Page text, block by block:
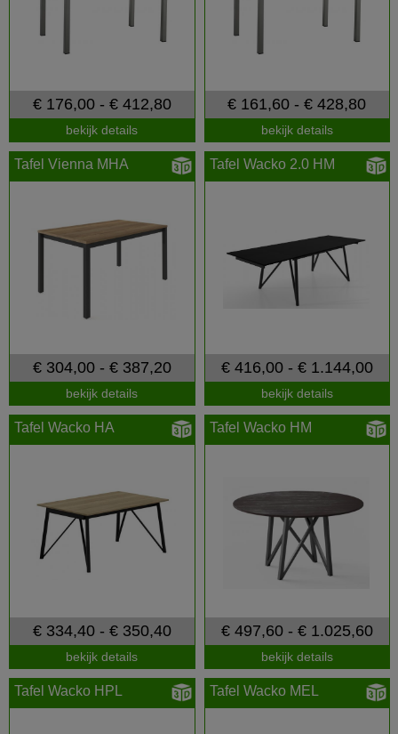
€ 176,00 - € 412,80
bekijk details
€ 161,60 - € 428,80
bekijk details
Tafel Vienna MHA
€ 304,00 - € 387,20
bekijk details
Tafel Wacko 2.0 HM
€ 416,00 - € 1.144,00
bekijk details
Tafel Wacko HA
€ 334,40 - € 350,40
bekijk details
Tafel Wacko HM
€ 497,60 - € 1.025,60
bekijk details
Tafel Wacko HPL Tafel Wacko MEL